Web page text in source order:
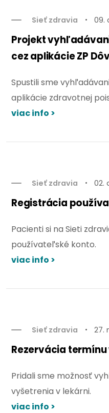
Sieť zdravia 09.
Projekt
cez aplikácie ZP
Spustili sme
aplikácie zdravotnej
viac info >
Sieť zdravia 02.
Registrácia
Pacienti si na Sieti
používateľské konto.
viac info >
Sieť zdravia 27.
Rezervácia
Pridali sme možnosť
vyšetrenia v lekárni.
viac info >